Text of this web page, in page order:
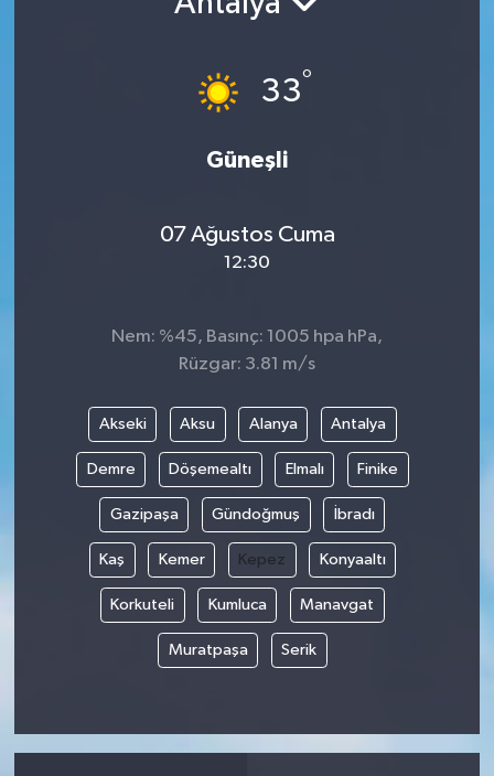
33°
Güneşli
07 Ağustos Cuma
12:30
Nem: %45, Basınç: 1005 hpa hPa,
Rüzgar: 3.81 m/s
Akseki Aksu Alanya Antalya
Demre Döşemealtı Elmalı Finike
Gazipaşa Gündoğmuş İbradı
Kaş Kemer Kepez Konyaaltı
Korkuteli Kumluca Manavgat
Muratpaşa Serik